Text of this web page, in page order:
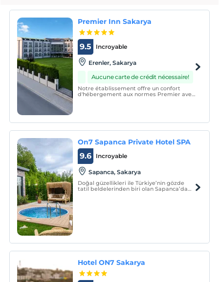
Premier Inn Sakarya
Incroyable
9.5
Erenler, Sakarya
Aucune carte de crédit nécessaire!
Notre établissement offre un confort
d'hébergement aux normes Premier avec
On7 Sapanca Private Hotel SPA
Incroyable
9.6
Sapanca, Sakarya
Doğal güzellikleri ile Türkiye’nin gözde
tatil beldelerinden biri olan Sapanca’da
Hotel ON7 Sakarya